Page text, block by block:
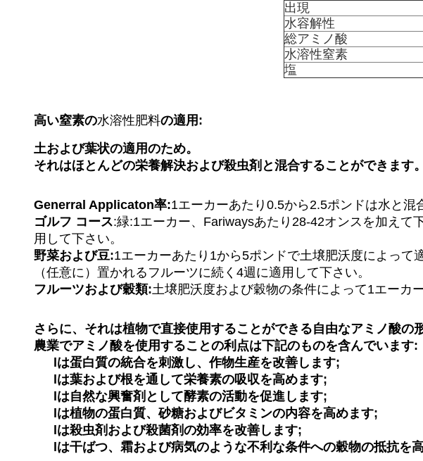
出現
水容解性
総アミノ酸
水溶性窒素
塩
高い窒素の水溶性肥料の適用:
土および葉状の適用のため。
それはほとんどの栄養解決および殺虫剤と混合することができま
Generral Applicaton率:1エーカーあたり0.5から2.5ポンドは水と混
ゴルフ コース:緑:1エーカー、Fariwaysあたり28-42オンスを加えて
用して下さい。
野菜および豆:1エーカーあたり1から5ポンドで土壌肥沃度によっ
（任意に）置かれるフルーツに続く4週に適用して下さい。
フルーツおよび穀類:土壌肥沃度および穀物の条件によって1エーカ
さらに、それは植物で直接使用することができる自由なアミノ酸の
農業でアミノ酸を使用することの利点は下記のものを含んでいます:
lは蛋白質の統合を刺激し、作物生産を改善します;
lは葉および根を通して栄養素の吸収を高めます;
lは自然な興奮剤として酵素の活動を促進します;
lは植物の蛋白質、砂糖およびビタミンの内容を高めます;
lは殺虫剤および殺菌剤の効率を改善します;
lは干ばつ、霜および病気のような不利な条件への穀物の抵抗を